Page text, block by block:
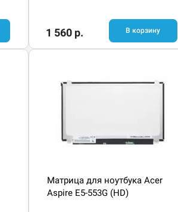
1 560 р. В корзину
Матрица для ноутбука Acer
Aspire E5-553G (HD)